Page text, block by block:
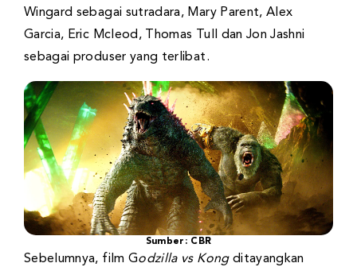
Wingard sebagai sutradara, Mary Parent, Alex
Garcia, Eric Mcleod, Thomas Tull dan Jon Jashni
sebagai produser yang terlibat.
Sumber: CBR
Sebelumnya, film Godzilla vs Kong ditayangkan